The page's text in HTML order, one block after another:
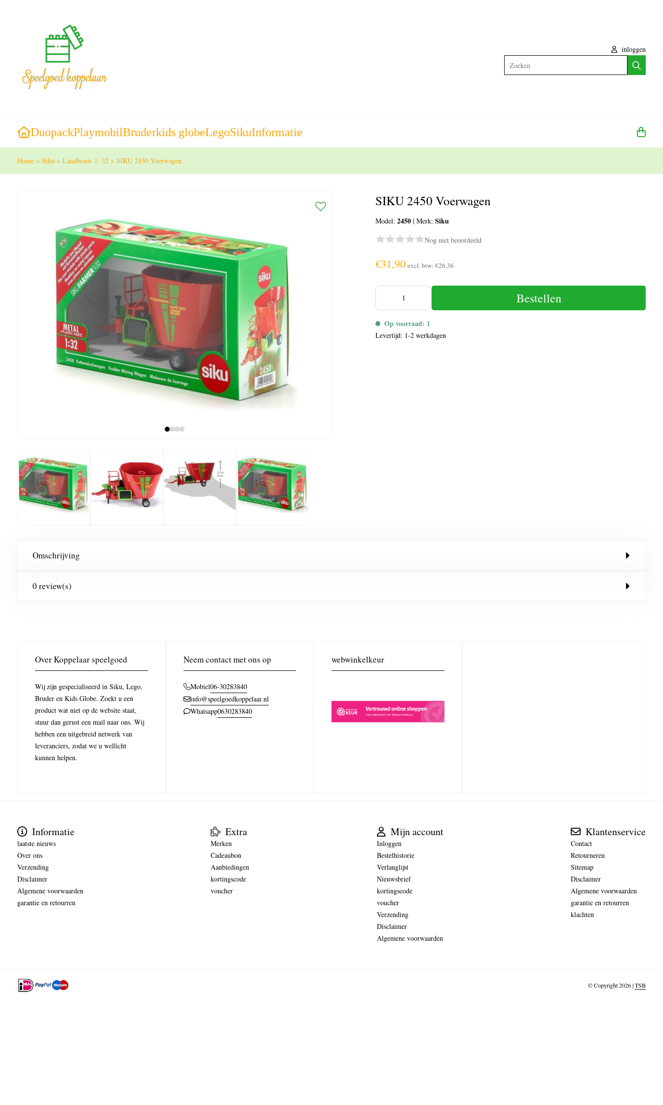
inloggen
DuopackPlaymobilBruderkids globeLegoSikuInformatie
Home > Siku > Landbouw 1: 32 > SIKU 2450 Voerwagen
SIKU 2450 Voerwagen
Model:2450 |Merk:Siku
Nog niet beoordeeld
€31,90 excl. btw:€26,36
Bestellen
Op voorraad: 1
Levertijd: 1-2 werkdagen
Omschrijving
0 review(s)
Over Koppelaar speelgoed
Wij zijn gespecialiseerd in Siku, Lego,
Bruder en Kids Globe. Zoekt u een
product wat niet op de website staat,
stuur dan gerust een mail naar ons. Wij
hebben een uitgebreid netwerk van
leveranciers, zodat we u wellicht
kunnen helpen.
Neem contact met ons op
Mobiel06-30283840
info@speelgoedkoppelaar.nl
Whatsapp0630283840
webwinkelkeur
Informatie
laatste nieuws
Over ons
Verzending
Disclaimer
Algemene voorwaarden
garantie en retourren
Extra
Merken
Cadeaubon
Aanbiedingen
kortingscode
voucher
Mijn account
Inloggen
Bestelhistorie
Verlanglijst
Nieuwsbrief
kortingscode
voucher
Verzending
Disclaimer
Algemene voorwaarden
Klantenservice
Contact
Retourneren
Sitemap
Disclaimer
Algemene voorwaarden
garantie en retourren
klachten
© Copyright 2026 |TSB